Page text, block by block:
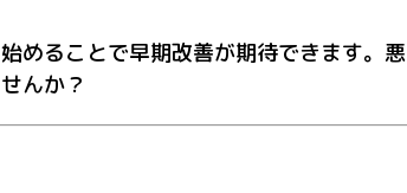
めることで早期改善が期待できます。悪
んか？